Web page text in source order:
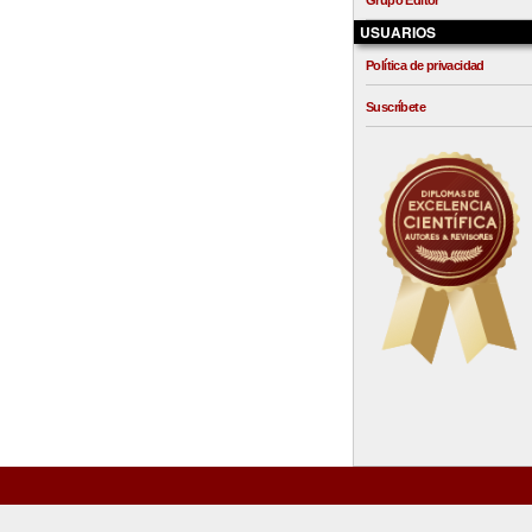
USUARIOS
Política de privacidad
Suscríbete